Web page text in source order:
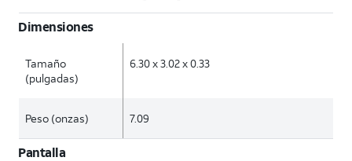
Dimensiones
Tamaño
(pulgadas)
6.30 x 3.02 x 0.33
Peso (onzas) 7.09
Pantalla